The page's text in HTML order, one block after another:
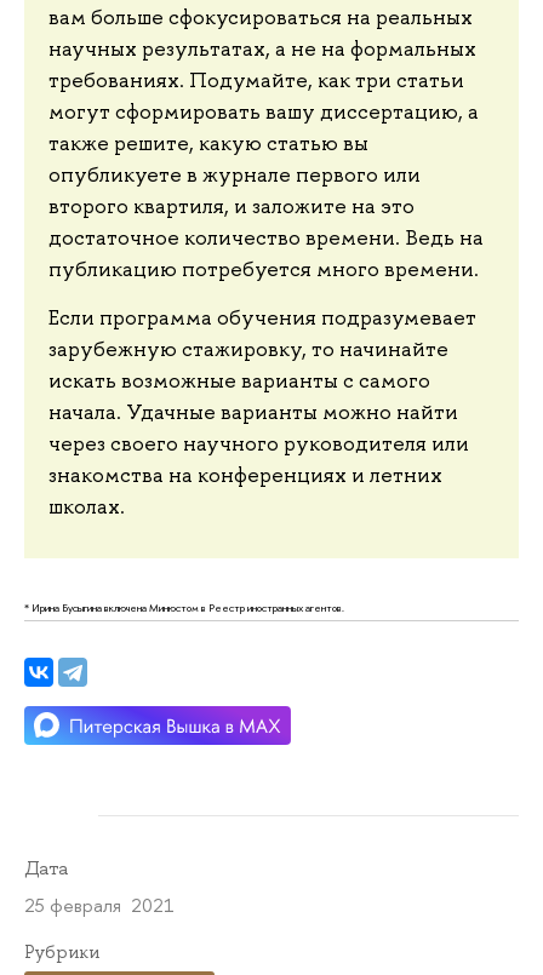
вам больше сфокусироваться на реальных
научных результатах, а не на формальных
требованиях. Подумайте, как три статьи
могут сформировать вашу диссертацию, а
также решите, какую статью вы
опубликуете в журнале первого или
второго квартиля, и заложите на это
достаточное количество времени. Ведь на
публикацию потребуется много времени.
Если программа обучения подразумевает
зарубежную стажировку, то начинайте
искать возможные варианты с самого
начала. Удачные варианты можно найти
через своего научного руководителя или
знакомства на конференциях и летних
школах.
* Ирина Бусыгина включена Минюстом в Реестр иностранных агентов.
Дата
25 февраля 2021
Рубрики